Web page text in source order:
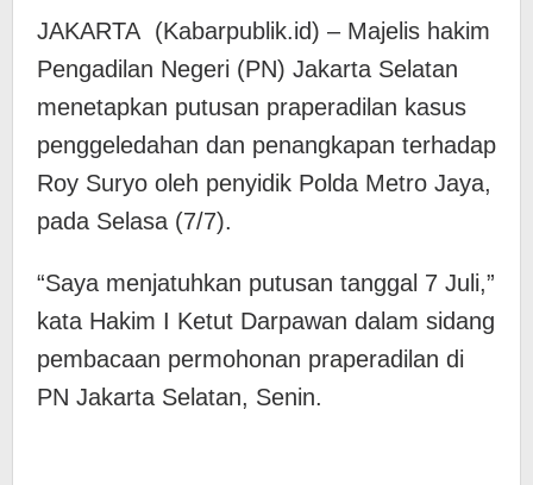
JAKARTA (Kabarpublik.id) – Majelis hakim
Pengadilan Negeri (PN) Jakarta Selatan
menetapkan putusan praperadilan kasus
penggeledahan dan penangkapan terhadap
Roy Suryo oleh penyidik Polda Metro Jaya,
pada Selasa (7/7).
“Saya menjatuhkan putusan tanggal 7 Juli,”
kata Hakim I Ketut Darpawan dalam sidang
pembacaan permohonan praperadilan di
PN Jakarta Selatan, Senin.